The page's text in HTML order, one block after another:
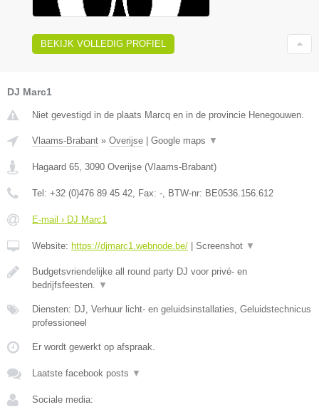
BEKIJK VOLLEDIG PROFIEL
DJ Marc1
Niet gevestigd in de plaats Marcq en in de provincie Henegouwen.
Vlaams-Brabant » Overijse Google maps ▼
Hagaard 65, 3090 Overijse (Vlaams-Brabant)
Tel: +32 (0)476 89 45 42, Fax: -, BTW-nr: BE0536.156.612
E-mail › DJ Marc1
Website: https://djmarc1.webnode.be/ Screenshot ▼
Budgetsvriendelijke all round party DJ voor privé- en
bedrijfsfeesten. ▼
Diensten: DJ, Verhuur licht- en geluidsinstallaties, Geluidstechnicus
professioneel
Er wordt gewerkt op afspraak.
Laatste facebook posts ▼
Sociale media: